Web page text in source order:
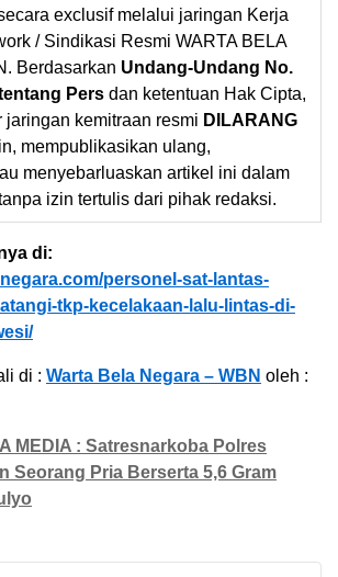
exclusif melalui jaringan Kerja
/ Sindikasi Resmi WARTA BELA
Berdasarkan Undang-Undang No.
Pers dan ketentuan Hak Cipta,
jaringan kemitraan resmi DILARANG
mempublikasikan ulang,
menyebarluaskan artikel ini dalam
izin tertulis dari pihak redaksi.
di:
personel-sat-lantas-
tkp-kecelakaan-lalu-lintas-di-
di : Warta Bela Negara – WBN oleh :
MEDIA : Satresnarkoba Polres
Seorang Pria Berserta 5,6 Gram